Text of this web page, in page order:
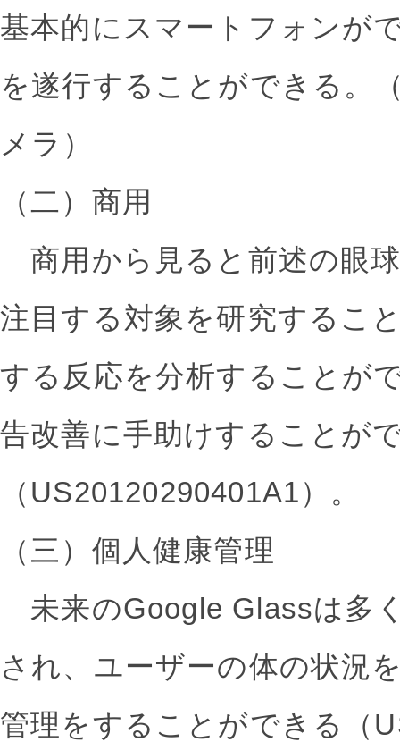
基本的にスマートフォンが
を遂行することができる。
メラ）
（二）商用
商用から見ると前述の眼
注目する対象を研究するこ
する反応を分析することが
告改善に手助けすることが
（US20120290401A1）。
（三）個人健康管理
未来のGoogle Glassは多
され、ユーザーの体の状況
管理をすることができる（